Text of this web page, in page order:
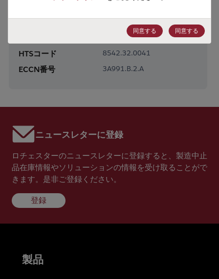
Non-Volatile SRAMs
HTSコード 8542.32.0041
ECCN番号 3A991.B.2.A
ニュースレターに登録
ロチェスターのニュースレターに登録すると、製造中止
品在庫情報やソリューションの情報を受け取ることがで
きます。是非ご登録ください。
登録
同意する 同意する
製品